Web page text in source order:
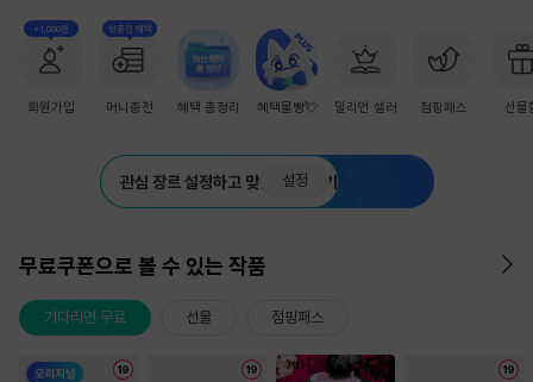
+1,000원
회원가입
첫충전 혜택
머니충전 혜택 총정리 혜택몰빵💘 밀리언 셀러 점핑패스 선물
관심 장르 설정하고 맞춤 추천 받기
설정
무료쿠폰으로 볼 수 있는 작품
기다리면 무료 선물 점핑패스